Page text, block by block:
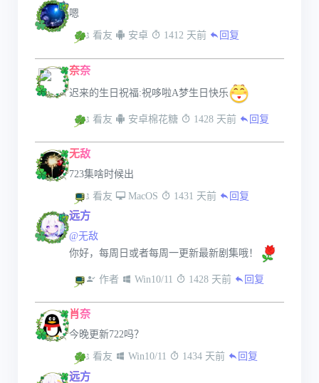
嗯
看友 安卓 1412 天前 回复
奈奈
迟来的生日祝福:祝哆啦A梦生日快乐
看友 安卓棉花糖 1428 天前 回复
无敌
723集啥时候出
看友 MacOS 1431 天前 回复
远方
@无敌
你好，每周日或者每周一更新最新剧集哦！
作者 Win10/11 1428 天前 回复
肖奈
今晚更新722吗？
看友 Win10/11 1434 天前 回复
远方